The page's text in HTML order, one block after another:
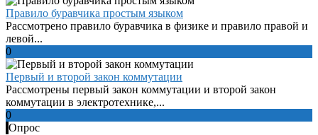
Правило буравчика простым языком
Рассмотрено правило буравчика в физике и правило правой и
левой...
0
Первый и второй закон коммутации
Рассмотрены первый закон коммутации и второй закон
коммутации в электротехнике,...
0
Опрос